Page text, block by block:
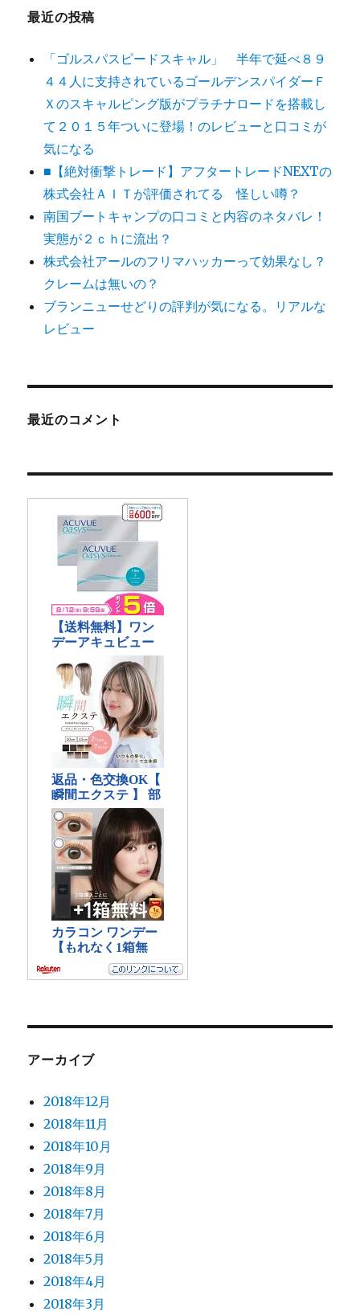
最近の投稿
「ゴルスパスピードスキャル」 半年で延べ８９
４４人に支持されているゴールデンスパイダーＦ
Ｘのスキャルピング版がプラチナロードを搭載し
て２０１５年ついに登場！のレビューと口コミが
気になる
■【絶対衝撃トレード】アフタートレードNEXTの
株式会社ＡＩＴが評価されてる 怪しい噂？
南国ブートキャンプの口コミと内容のネタバレ！
実態が２ｃｈに流出？
株式会社アールのフリマハッカーって効果なし？
クレームは無いの？
ブランニューせどりの評判が気になる。リアルな
レビュー
最近のコメント
アーカイブ
2018年12月
2018年11月
2018年10月
2018年9月
2018年8月
2018年7月
2018年6月
2018年5月
2018年4月
2018年3月